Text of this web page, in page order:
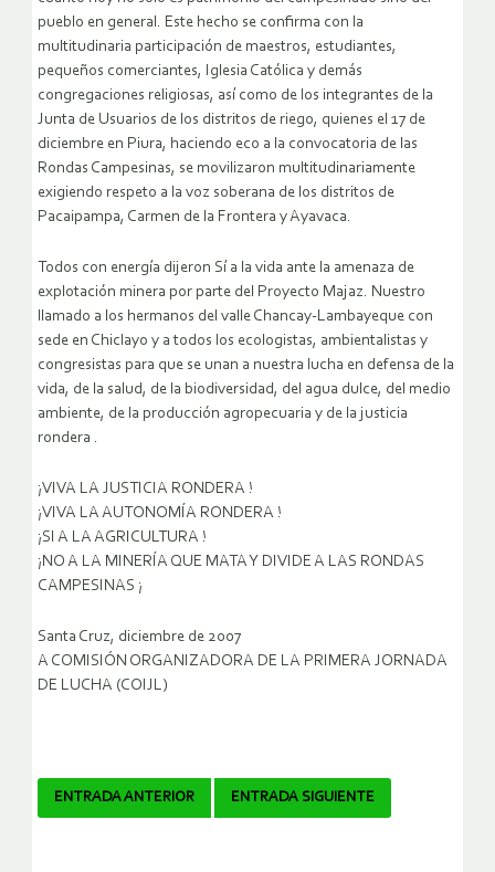
pueblo en general. Este hecho se confirma con la
multitudinaria participación de maestros, estudiantes,
pequeños comerciantes, Iglesia Católica y demás
congregaciones religiosas, así como de los integrantes de la
Junta de Usuarios de los distritos de riego, quienes el 17 de
diciembre en Piura, haciendo eco a la convocatoria de las
Rondas Campesinas, se movilizaron multitudinariamente
exigiendo respeto a la voz soberana de los distritos de
Pacaipampa, Carmen de la Frontera y Ayavaca.
Todos con energía dijeron Sí a la vida ante la amenaza de
explotación minera por parte del Proyecto Majaz. Nuestro
llamado a los hermanos del valle Chancay-Lambayeque con
sede en Chiclayo y a todos los ecologistas, ambientalistas y
congresistas para que se unan a nuestra lucha en defensa de la
vida, de la salud, de la biodiversidad, del agua dulce, del medio
ambiente, de la producción agropecuaria y de la justicia
rondera .
¡VIVA LA JUSTICIA RONDERA !
¡VIVA LA AUTONOMÍA RONDERA !
¡SI A LA AGRICULTURA !
¡NO A LA MINERÍA QUE MATA Y DIVIDE A LAS RONDAS
CAMPESINAS ¡
Santa Cruz, diciembre de 2007
A COMISIÓN ORGANIZADORA DE LA PRIMERA JORNADA
DE LUCHA (COIJL)
Navegador
ENTRADA ANTERIOR ENTRADA SIGUIENTE